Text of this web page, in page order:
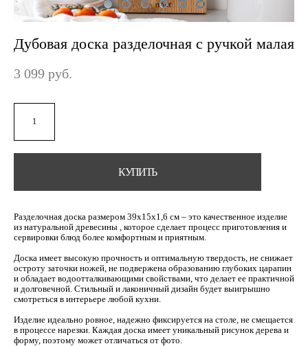
Дубовая доска разделочная с ручкой малая
3 099 pуб.
КУПИТЬ
Разделочная доска размером 39х15х1,6 см – это качественное изделие
из натуральной древесины , которое сделает процесс приготовления и
сервировки блюд более комфортным и приятным.
Доска имеет высокую прочность и оптимальную твердость, не снижает
остроту заточки ножей, не подвержена образованию глубоких царапин
и обладает водоотталкивающими свойствами, что делает ее практичной
и долговечной. Стильный и лаконичный дизайн будет выигрышно
смотреться в интерьере любой кухни.
Изделие идеально ровное, надежно фиксируется на столе, не смещается
в процессе нарезки. Каждая доска имеет уникальный рисунок дерева и
форму, поэтому может отличаться от фото.